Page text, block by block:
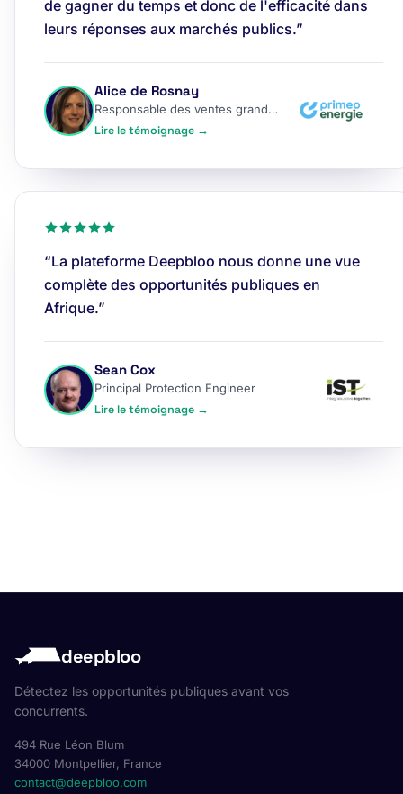
de gagner du temps et donc de l'efficacité dans
leurs réponses aux marchés publics.”
Alice de Rosnay
Responsable des ventes grands comptes
Lire le témoignage →
“La plateforme Deepbloo nous donne une vue
complète des opportunités publiques en
Afrique.”
Sean Cox
Principal Protection Engineer
Lire le témoignage →
deepbloo
Détectez les opportunités publiques avant vos
concurrents.
494 Rue Léon Blum
34000 Montpellier, France
contact@deepbloo.com